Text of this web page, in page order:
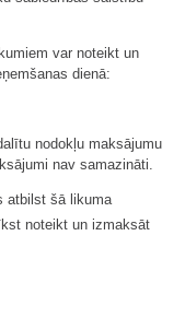
var noteikt un
dienā:
nodokļu maksājumu
nav samazināti.
atbilst šā likuma
noteikt un izmaksāt